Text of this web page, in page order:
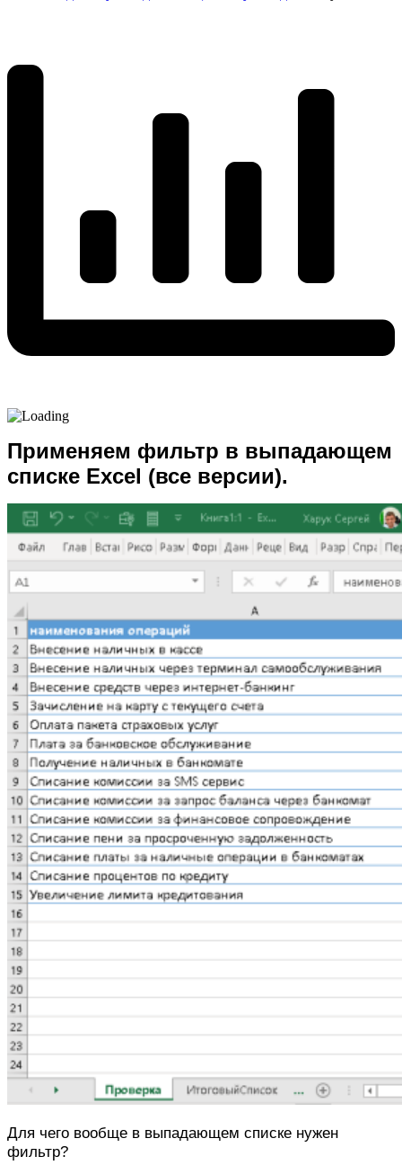
Применяем фильтр в выпадающем
списке Excel (все версии).
Для чего вообще в выпадающем списке нужен
фильтр?